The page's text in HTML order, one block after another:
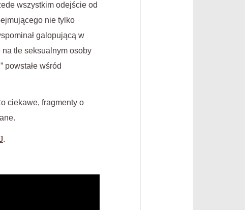
wszystkim odejście od
nie tylko
galopującą w
na tle seksualnym osoby
powstałe wśród
ciekawe, fragmenty o
.